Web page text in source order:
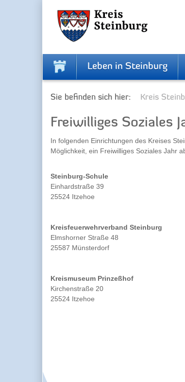
Leben in Steinburg
Sie befinden sich hier: Kreis
Freiwilliges Soziales
In folgenden Einrichtungen des Kreises
Möglichkeit, ein Freiwilliges Soziales Jahr
Steinburg-Schule
Einhardstraße 39
25524 Itzehoe
Kreisfeuerwehrverband Steinburg
Elmshorner Straße 48
25587 Münsterdorf
Kreismuseum Prinzeßhof
Kirchenstraße 20
25524 Itzehoe